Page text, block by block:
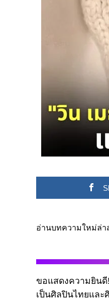
อ่านบทความใหม่ล่า
ขอแสดงความยินดี!
เป็นศิลปินไทยและ